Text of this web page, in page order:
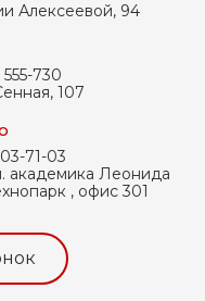
Алексеевой, 94
730
107
71-03
академика Леонида
, офис 301